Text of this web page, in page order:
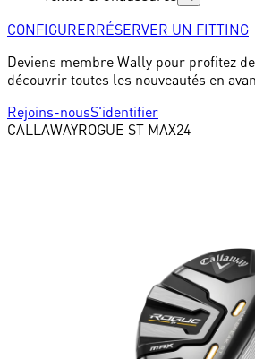
CONFIGURERRÉSERVER UN FITTING
Deviens membre Wally pour profitez
découvrir toutes les nouveautés en
Rejoins-nousS'identifier
CALLAWAYROGUE ST MAX24